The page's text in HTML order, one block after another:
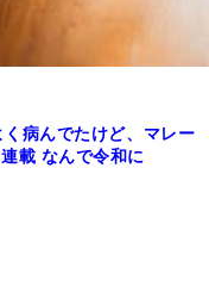
病んでたけど、マレー
載 なんで令和に